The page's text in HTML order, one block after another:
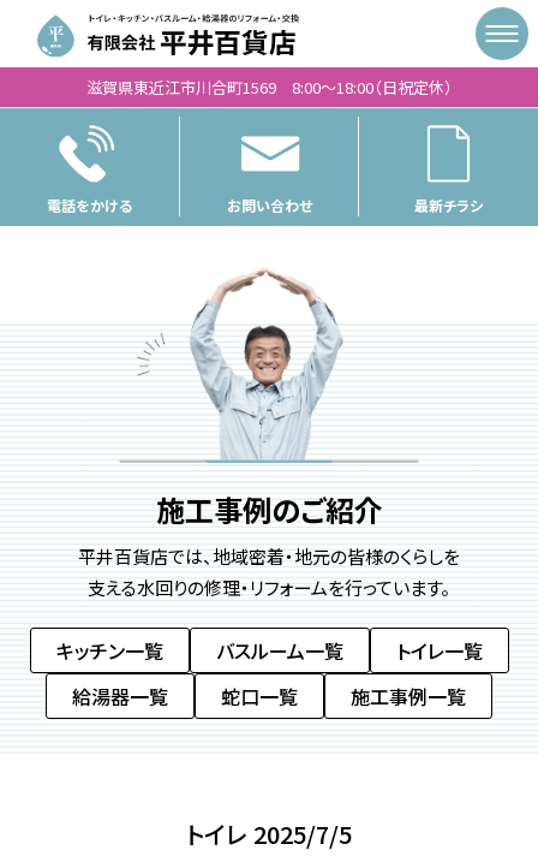
滋賀県東近江市川合町1569 8:00〜18:00（日祝定休）
電話をかける お問い合わせ 最新チラシ
施工事例のご紹介
平井百貨店では、地域密着・地元の皆様のくらしを
支える水回りの修理・リフォームを行っています。
キッチン一覧 バスルーム一覧
トイレ一覧
給湯器一覧
蛇口一覧 施工事例一覧
トイレ 2025/7/5